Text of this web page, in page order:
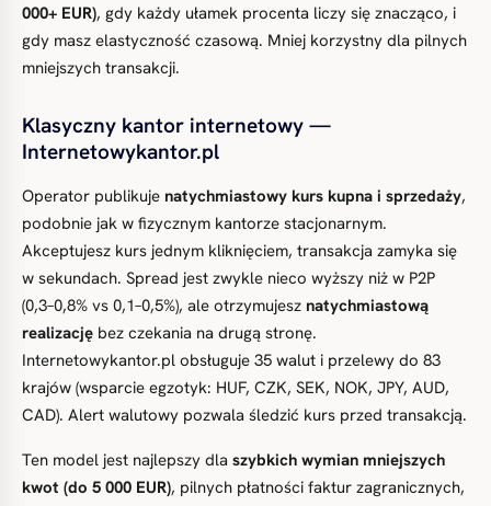
000+ EUR), gdy każdy ułamek procenta liczy się znacząco, i
gdy masz elastyczność czasową. Mniej korzystny dla pilnych
mniejszych transakcji.
Klasyczny kantor internetowy —
Internetowykantor.pl
Operator publikuje natychmiastowy kurs kupna i sprzedaży,
podobnie jak w fizycznym kantorze stacjonarnym.
Akceptujesz kurs jednym kliknięciem, transakcja zamyka się
w sekundach. Spread jest zwykle nieco wyższy niż w P2P
(0,3–0,8% vs 0,1–0,5%), ale otrzymujesz natychmiastową
realizację bez czekania na drugą stronę.
Internetowykantor.pl obsługuje 35 walut i przelewy do 83
krajów (wsparcie egzotyk: HUF, CZK, SEK, NOK, JPY, AUD,
CAD). Alert walutowy pozwala śledzić kurs przed transakcją.
Ten model jest najlepszy dla szybkich wymian mniejszych
kwot (do 5 000 EUR), pilnych płatności faktur zagranicznych,